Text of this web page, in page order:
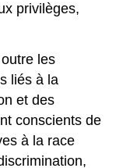
privilèges,
les
liés à la
et des
conscients de
à la race